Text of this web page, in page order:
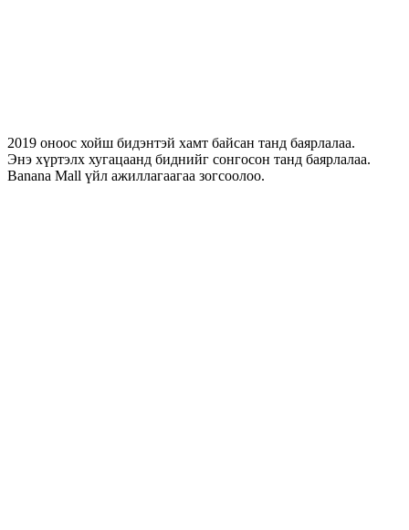
2019 оноос хойш бидэнтэй хамт байсан танд баярлалаа.
Энэ хүртэлх хугацаанд биднийг сонгосон танд баярлалаа.
Banana Mall үйл ажиллагаагаа зогсоолоо.